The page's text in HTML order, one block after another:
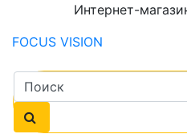
Интернет-
FOCUS VISION